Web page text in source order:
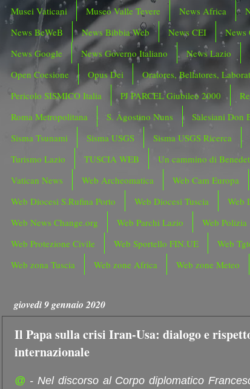
Musei Vaticani
Museo Valle Tevere News Africa
News BeWeB
News Bibbia Web News CEI News
News Google
News Governo Italiano News Lazio
Open Coesione
Opus Dei Oratores, Bellatores,
Pericolo SISMICO Italia
PJ PARCEL Giubileo 2000
Roma Metropolitana
S. Agostino Nuns Salesiani Don
Sisma Tsunami
Sisma USGS Sisma USGS Ricerca
Turismo Lazio
TUSCIA WEB Un cammino di
Vatican News
Web Archeomatica Web Cam Europa
Web Diocesi S.Rufina Porto
Web Diocesi Tuscia Web
Web News Change.org
Web Parchi Lazio Web Polizia
Web Protezione Civile
Web Sportello FIN.UE Web
Web zona Tuscia
Web zone Africa Web zone Meteo
giovedì 9 gennaio 2020
Il Papa sulla crisi Iran-Usa: dialogo e
internazionale
@ - Nel discorso al Corpo diplomatico